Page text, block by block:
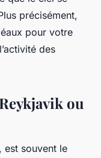
précisément,
pour votre
des
ou
, est souvent le